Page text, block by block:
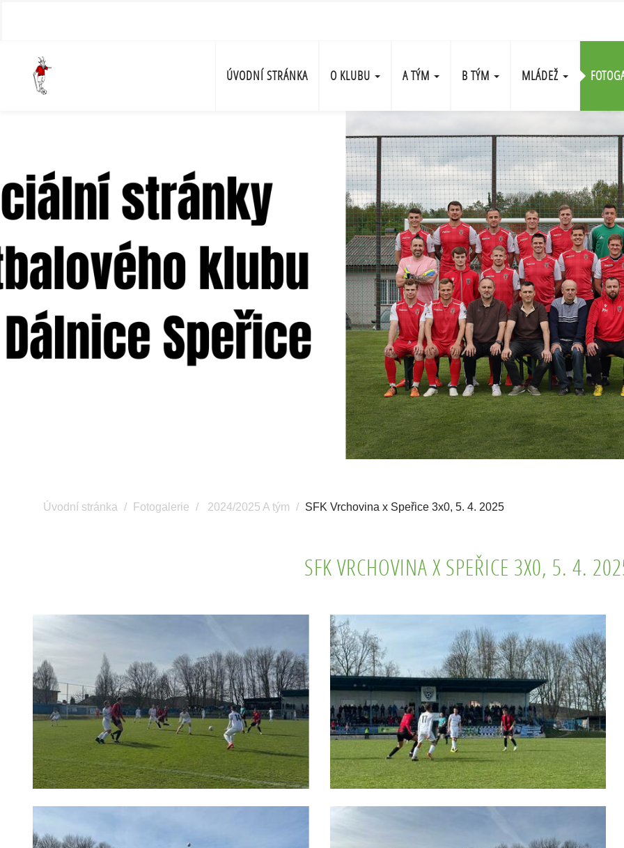
ÚVODNÍ STRÁNKA O KLUBU A TÝM B TÝM MLÁDEŽ
Úvodní stránka Fotogalerie 2024/2025 A tým SFK Vrchovina x Speřice 3x0, 5. 4. 2025
SFK VRCHOVINA X SPEŘICE 3X0, 5. 4.